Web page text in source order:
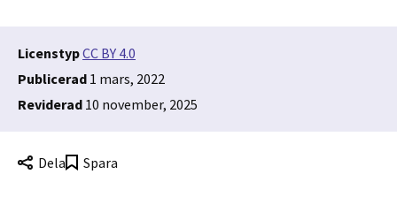
LicenstypCC BY 4.0
Publicerad 1 mars, 2022
Reviderad 10 november, 2025
Dela Spara